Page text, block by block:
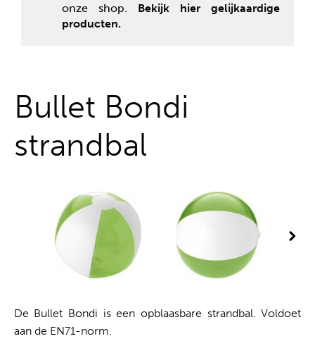
onze shop. Bekijk hier gelijkaardige
producten.
Bullet Bondi
strandbal
De Bullet Bondi is een opblaasbare strandbal. Voldoet
aan de EN71-norm.